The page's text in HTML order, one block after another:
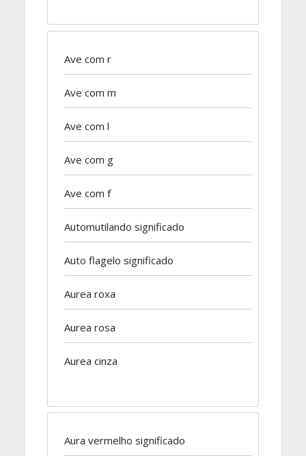
Ave com r
Ave com m
Ave com l
Ave com g
Ave com f
Automutilando significado
Auto flagelo significado
Aurea roxa
Aurea rosa
Aurea cinza
Aura vermelho significado